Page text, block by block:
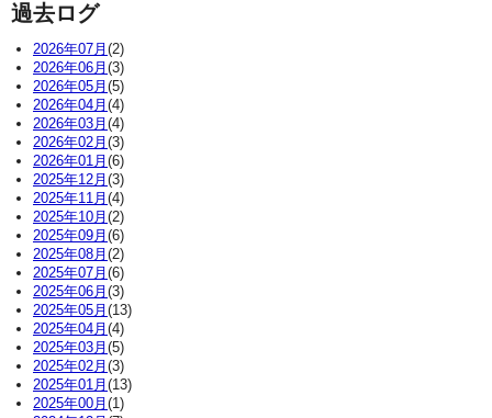
過去ログ
2026年07月 (2)
2026年06月 (3)
2026年05月 (5)
2026年04月 (4)
2026年03月 (4)
2026年02月 (3)
2026年01月 (6)
2025年12月 (3)
2025年11月 (4)
2025年10月 (2)
2025年09月 (6)
2025年08月 (2)
2025年07月 (6)
2025年06月 (3)
2025年05月 (13)
2025年04月 (4)
2025年03月 (5)
2025年02月 (3)
2025年01月 (13)
2025年00月 (1)